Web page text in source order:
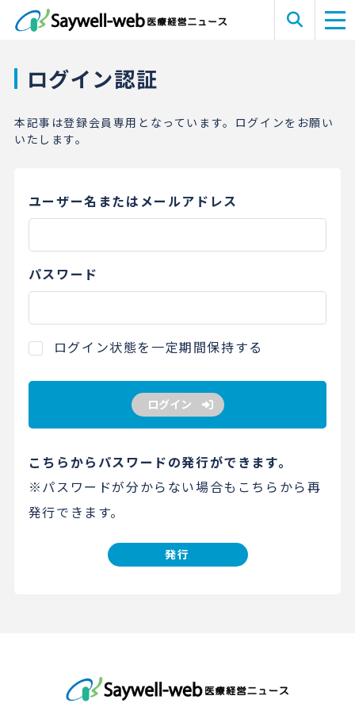
ログイン認証
本記事は登録会員専用となっています。ログインをお願い
いたします。
ユーザー名またはメールアドレス
パスワード
ログイン状態を一定期間保持する
ログイン
こちらからパスワードの発行ができます。
※パスワードが分からない場合もこちらから再
発行できます。
発行